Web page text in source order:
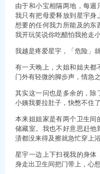
由于和小宝相隔两地，每
我只有把母爱释放到星宇
想要的任何我力所能及的东
我开玩笑说你吃醋怕我抢走
我越是疼爱星宇，「危险」
有一天晚上，大姐和姐夫
门外有轻微的脚步声，情急
其实这一问也是多余的，
小姨我要拉肚子，快憋不住了
本来姐姐家是有两个卫生间
储藏室。我也不好意思赶
渍都没来得及擦就急忙穿上
星宇一边上下扫视我的身体
身走出卫生间把门带上，心